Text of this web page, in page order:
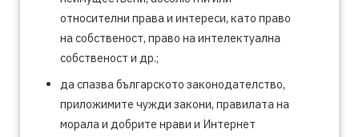
относителни права и интереси, като право
на собственост, право на интелектуална
собственост и др.;
да спазва българското законодателство,
приложимите чужди закони, правилата на
морала и добрите нрави и Интернет